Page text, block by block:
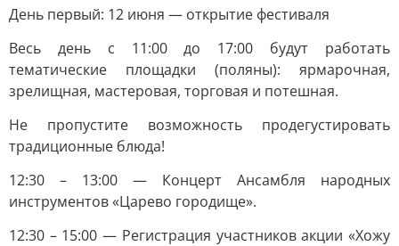
День первый: 12 июня — открытие фестиваля
Весь день с 11:00 до 17:00 будут работать
тематические площадки (поляны): ярмарочная,
зрелищная, мастеровая, торговая и потешная.
Не пропустите возможность продегустировать
традиционные блюда!
12:30 – 13:00 — Концерт Ансамбля народных
инструментов «Царево городище».
12:30 – 15:00 — Регистрация участников акции «Хожу